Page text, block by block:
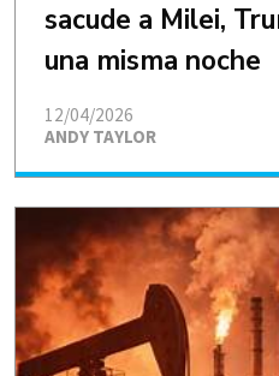
sacude a Milei,
una misma noche
ANDY TAYLOR
12/04/2026